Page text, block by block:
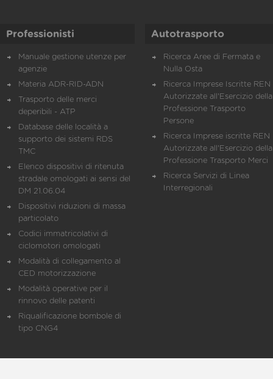
Professionisti
Manuale gestione utenze per
agenzie
Materia ADR-RID-ADN
Trasporto delle merci
deperibili - ATP
Database delle località a
supporto dei sistemi RDS
TMC
Elenco dispositivi di ritenuta
stradale omologati ai sensi del
DM 21.06.04
Dispositivi riduzioni di massa
particolato
Codici immatricolativi di
ciclomotori omologati
Modalità di collegamento al
CED motorizzazione
Modalità operative per il
rinnovo delle patenti
Riqualificazione bombole di
tipo CNG4
Autotrasporto
Ricerca Aree di Fermata e
Nulla Osta
Ricerca Imprese Iscritte REN
Autorizzate all'Esercizio della
Professione Trasporto
Persone
Ricerca Imprese iscritte REN
Autorizzate all'Esercizio della
Professione Trasporto Merci
Ricerca Servizi di Linea
Interregionali